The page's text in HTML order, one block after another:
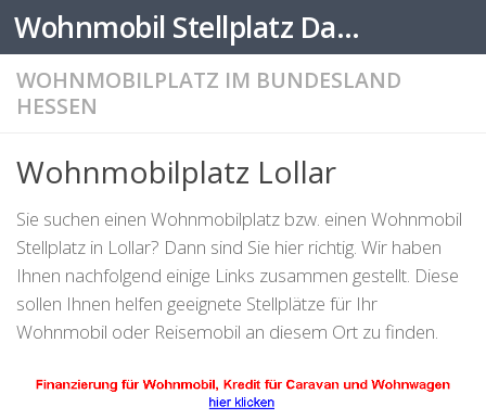
Zum Inhalt springen Wohnmobil Stellplatz Datenbank
WOHNMOBILPLATZ IM BUNDESLAND
HESSEN
Wohnmobilplatz Lollar
Sie suchen einen Wohnmobilplatz bzw. einen Wohnmobil
Stellplatz in Lollar? Dann sind Sie hier richtig. Wir haben
Ihnen nachfolgend einige Links zusammen gestellt. Diese
sollen Ihnen helfen geeignete Stellplätze für Ihr
Wohnmobil oder Reisemobil an diesem Ort zu finden.